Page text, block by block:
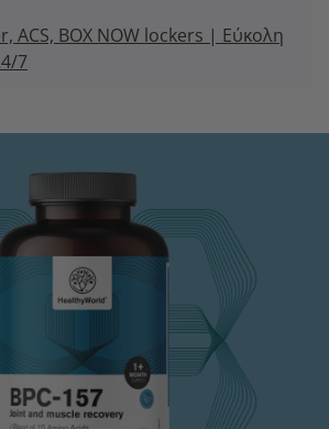
ACS, BOX NOW lockers | Εύκολη
7